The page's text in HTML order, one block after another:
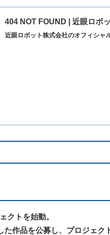
404 NOT FOUND | 近眼ロボ
近眼ロボット株式会社のオフィシャ
クトを始動。
た作品を公募し、プロジェ